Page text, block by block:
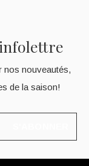
nos nouveautés,
de la saison!